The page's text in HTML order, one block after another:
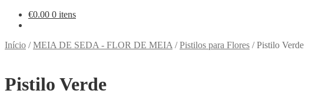
€0.00 0 itens
Início /MEIA DE SEDA - FLOR DE MEIA /Pistilos para Flores /Pistilo Verde
Pistilo Verde